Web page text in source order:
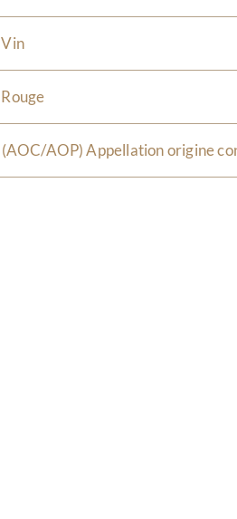
Vin
Rouge
(AOC/AOP) Appellation origine